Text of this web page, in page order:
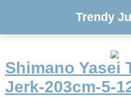
Trendy
Shimano Yasei
Jerk-203cm-5-